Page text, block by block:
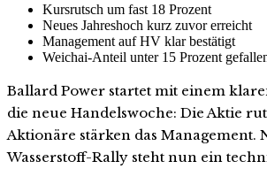
Kursrutsch um fast 18 Prozent
Neues Jahreshoch kurz zuvor erreicht
Management auf HV klar bestätigt
Weichai-Anteil unter 15 Prozent
Ballard Power startet mit einem
die neue Handelswoche: Die Aktie
Aktionäre stärken das Management.
Wasserstoff-Rally steht nun ein